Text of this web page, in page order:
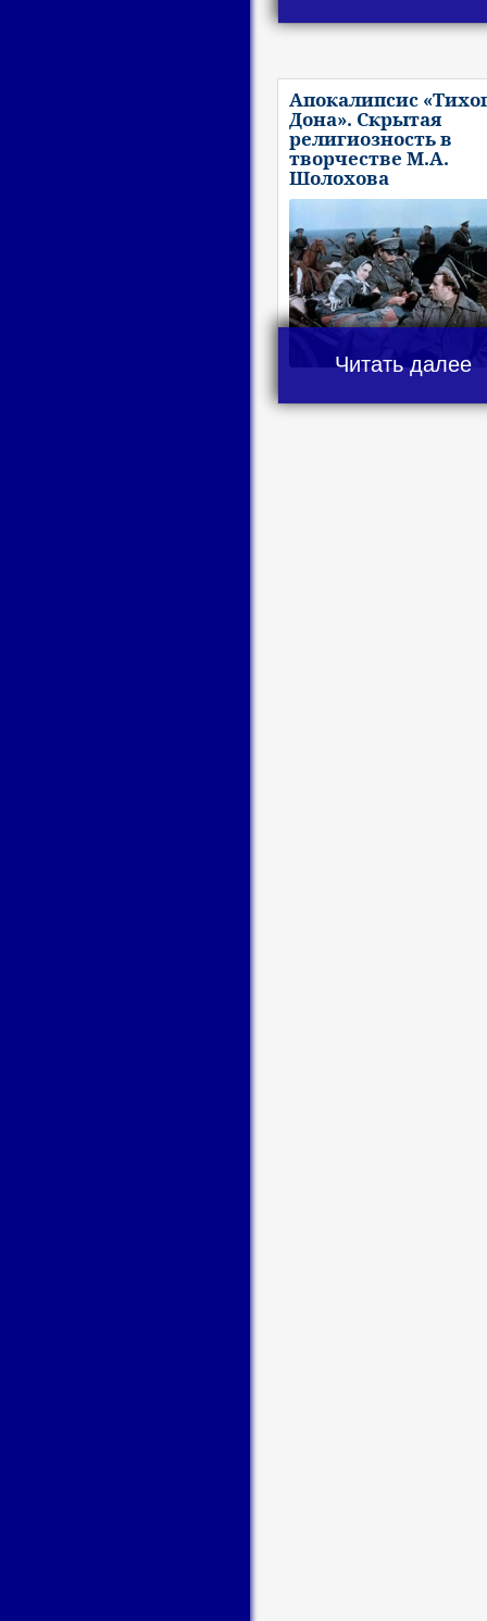
Апокалипсис
Дона». Скрытая
религиозность в
творчестве М.А.
Шолохова
Читать далее